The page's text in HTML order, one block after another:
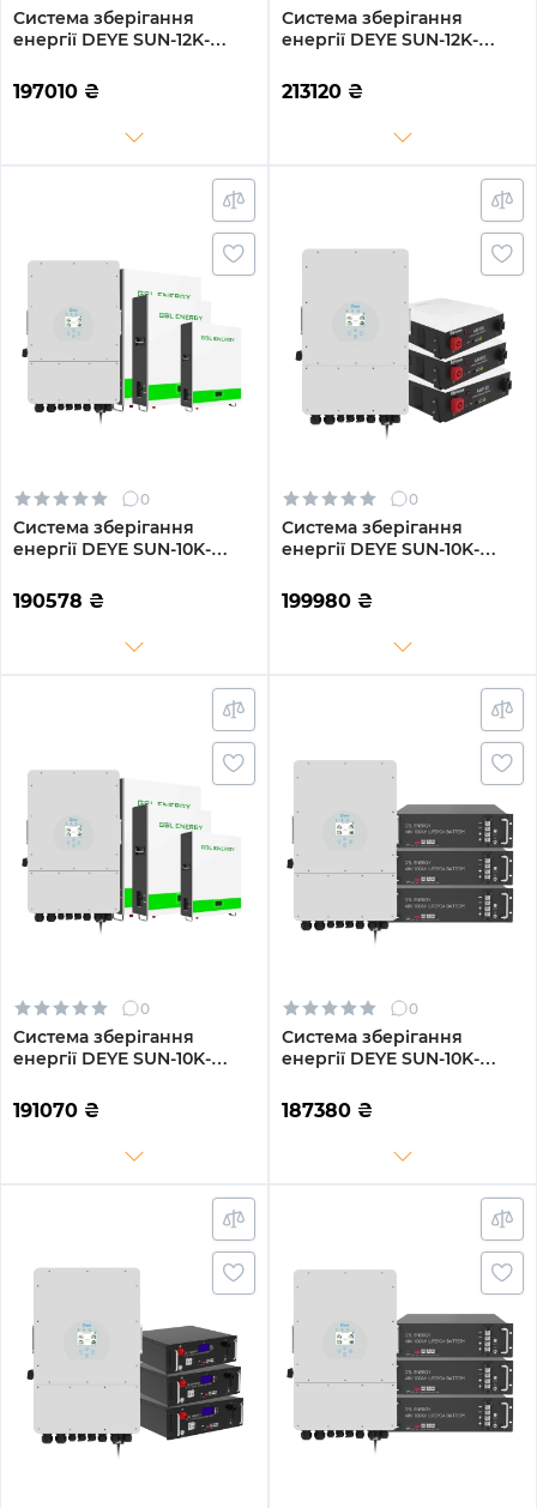
Система зберігання
енергії DEYE SUN-12K-
3DY15.36K-LFP-W 12000W
15.36kh 3BAT LiFePO4 6000
197010 ₴
Система зберігання
енергії DEYE SUN-12K-
12000W 15.36kh 3BAT
LiFePO4 6000 циклів
213120 ₴
0
Система зберігання
енергії DEYE SUN-10K-
LFP-W 10kW 15.36kWh
3BAT LiFePO4 6500 циклів
190578 ₴
0
Система зберігання
енергії DEYE SUN-10K-
W 10kW 14.4kWh 3BAT
LiFePO4 6000 циклів
199980 ₴
0
Система зберігання
енергії DEYE SUN-10K-
LFP-W 10kW 15.36kWh
3BAT LiFePO4 6500 циклів
191070 ₴
0
Система зберігання
енергії DEYE SUN-10K-
10kW 14.4kWh 3BAT
LiFePO4 6500 циклів
187380 ₴